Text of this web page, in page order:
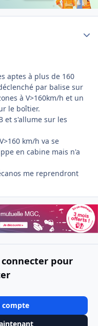
aptes à plus de 160
par balise sur
à V>160km/h et un
le boîtier.
et s'allume sur les
km/h va se
en cabine mais n'a
me reprendront
pour
compte